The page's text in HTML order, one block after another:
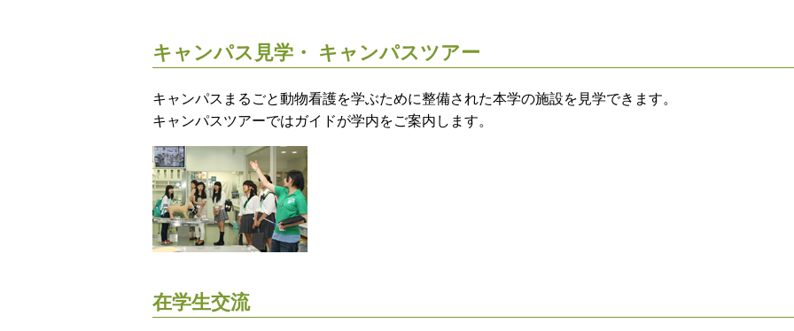
キャンパス見学・ キャンパスツアー
キャンパスまるごと動物看護を学ぶために整備された本学の施設を見学できます。
キャンパスツアーではガイドが学内をご案内します。
在学生交流